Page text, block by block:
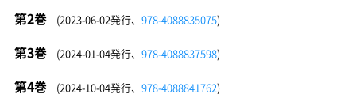
第2巻 (2023-06-02発行、 978-4088835075)
第3巻 (2024-01-04発行、 978-4088837598)
第4巻 (2024-10-04発行、 978-4088841762)